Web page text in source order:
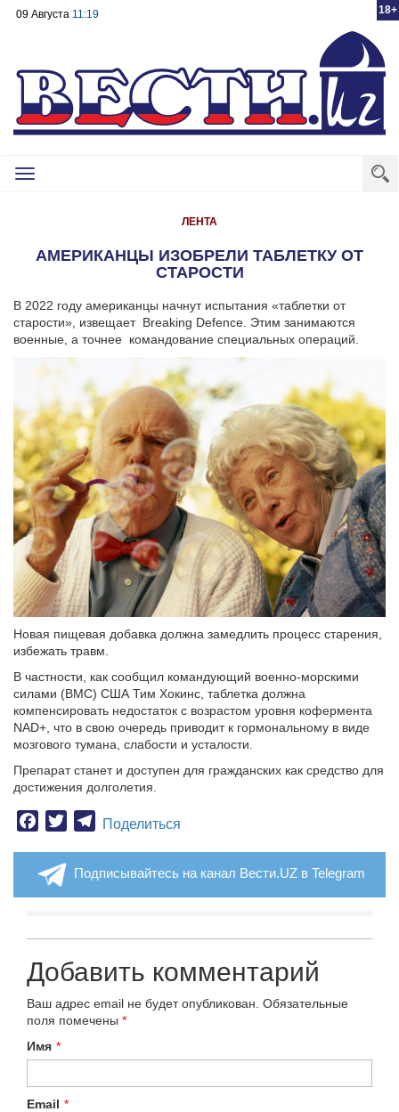
18+
09 Августа 11:19
Toggle
ЛЕНТА
АМЕРИКАНЦЫ ИЗОБРЕЛИ ТАБЛЕТКУ ОТ
СТАРОСТИ
В 2022 году американцы начнут испытания «таблетки от
старости», извещает Breaking Defence. Этим занимаются
военные, а точнее командование специальных операций.
Новая пищевая добавка должна замедлить процесс старения,
избежать травм.
В частности, как сообщил командующий военно-морскими
силами (ВМС) США Тим Хокинс, таблетка должна
компенсировать недостаток с возрастом уровня кофермента
NAD+, что в свою очередь приводит к гормональному в виде
мозгового тумана, слабости и усталости.
Препарат станет и доступен для гражданских как средство для
достижения долголетия.
Facebook
TwitterTelegram
Поделиться
Подписывайтесь на канал Вести.UZ в Telegram
Добавить комментарий
Ваш адрес email не будет опубликован. Обязательные
поля помечены *
Имя *
Email *